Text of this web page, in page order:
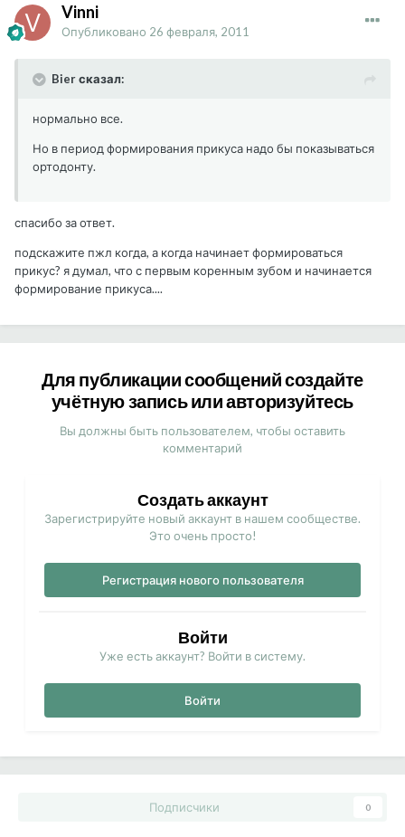
Vinni
Опубликовано 26 февраля, 2011
Bier сказал:
нормально все.
Но в период формирования прикуса надо бы показываться
ортодонту.
спасибо за ответ.
подскажите пжл когда, а когда начинает формироваться
прикус? я думал, что с первым коренным зубом и начинается
формирование прикуса....
Для публикации сообщений создайте
учётную запись или авторизуйтесь
Вы должны быть пользователем, чтобы оставить
комментарий
Создать аккаунт
Зарегистрируйте новый аккаунт в нашем сообществе.
Это очень просто!
Регистрация нового пользователя
Войти
Уже есть аккаунт? Войти в систему.
Войти
Подписчики 0